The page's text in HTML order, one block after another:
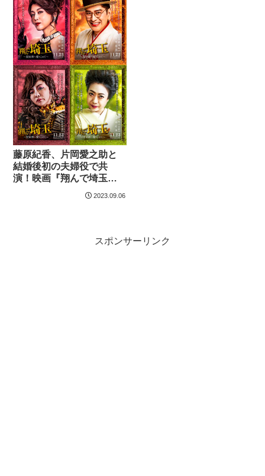
藤原紀香、片岡愛之助と
結婚後初の夫婦役で共
演！映画『翔んで埼玉』
2023.09.06
スポンサーリンク